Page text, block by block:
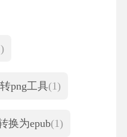
png工具(1)
换为epub(1)